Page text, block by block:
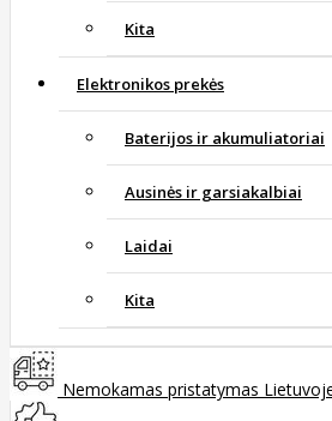
Kita
Elektronikos prekės
Baterijos ir akumuliatoriai
Ausinės ir garsiakalbiai
Laidai
Kita
Nemokamas pristatymas